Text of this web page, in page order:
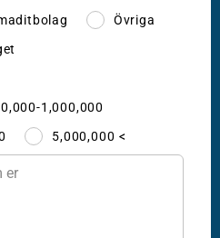
Övriga
1,000,000
5,000,000 <